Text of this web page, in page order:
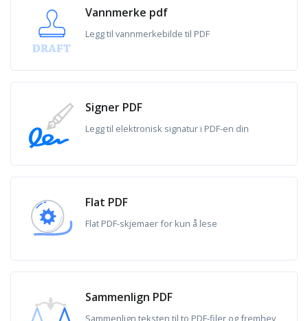
Vannmerke pdf
Legg til vannmerkebilde til PDF
Signer PDF
Legg til elektronisk signatur i PDF-en din
Flat PDF
Flat PDF-skjemaer for kun å lese
Sammenlign PDF
Sammenlign teksten til to PDF-filer og fremhev